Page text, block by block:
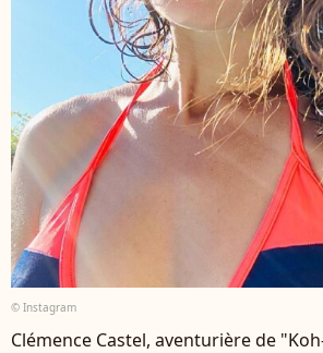
© Instagram
Clémence Castel, aventurière de